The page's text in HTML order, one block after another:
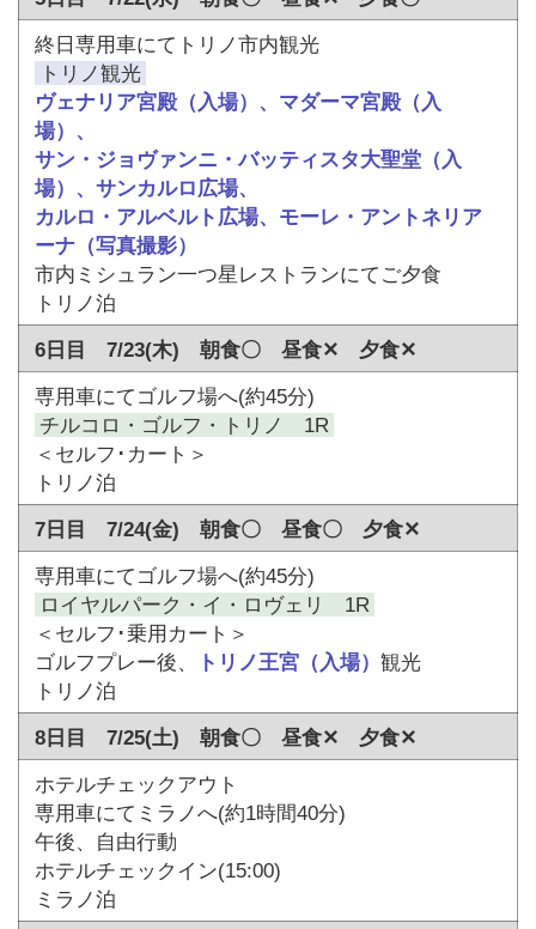
終日専用車にてトリノ市内観光
トリノ観光
ヴェナリア宮殿（入場）、マダーマ宮殿（入
場）、
サン・ジョヴァンニ・バッティスタ大聖堂（入
場）、サンカルロ広場、
カルロ・アルベルト広場、モーレ・アントネリア
ーナ（写真撮影）
市内ミシュラン一つ星レストランにてご夕食
トリノ泊
6日目 7/23(木) 朝食〇 昼食✕ 夕食✕
専用車にてゴルフ場へ(約45分)
チルコロ・ゴルフ・トリノ 1R
＜セルフ･カート＞
トリノ泊
7日目 7/24(金) 朝食〇 昼食〇 夕食✕
専用車にてゴルフ場へ(約45分)
ロイヤルパーク・イ・ロヴェリ 1R
＜セルフ･乗用カート＞
ゴルフプレー後、
トリノ王宮（入場） 観光
トリノ泊
8日目 7/25(土) 朝食〇 昼食✕ 夕食✕
ホテルチェックアウト
専用車にてミラノへ(約1時間40分)
午後、自由行動
ホテルチェックイン(15:00)
ミラノ泊